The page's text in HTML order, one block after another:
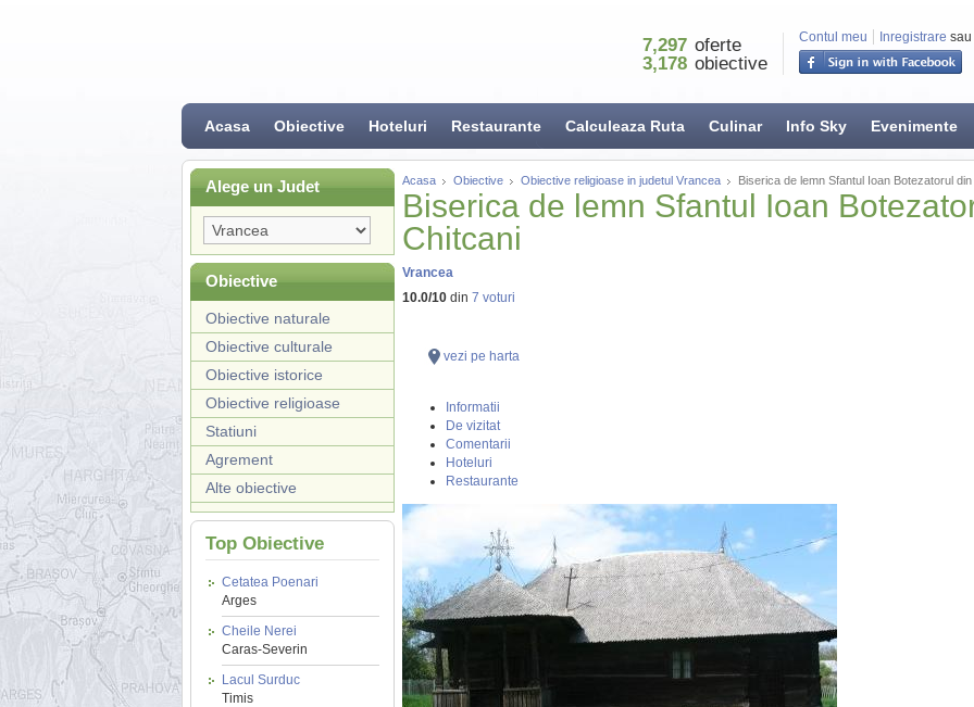
Contul meu Inregistrare sau
7,297 oferte
3,178 obiective
Acasa Obiective Hoteluri Restaurante Calculeaza Ruta Culinar Info Sky Evenimente
Alege un Judet
Obiective
Obiective naturale
Obiective culturale
Obiective istorice
Obiective religioase
Statiuni
Agrement
Alte obiective
Top Obiective
Cetatea Poenari
Arges
Cheile Nerei
Caras-Severin
Lacul Surduc
Timis
Acasa Obiective Obiective religioase in judetul Vrancea Biserica de lemn Sfantul Ioan Botezatorul
Biserica de lemn Sfantul Ioan
Chitcani
Vrancea
10.0/10din 7 voturi
vezi pe harta
Informatii
De vizitat
Comentarii
Hoteluri
Restaurante